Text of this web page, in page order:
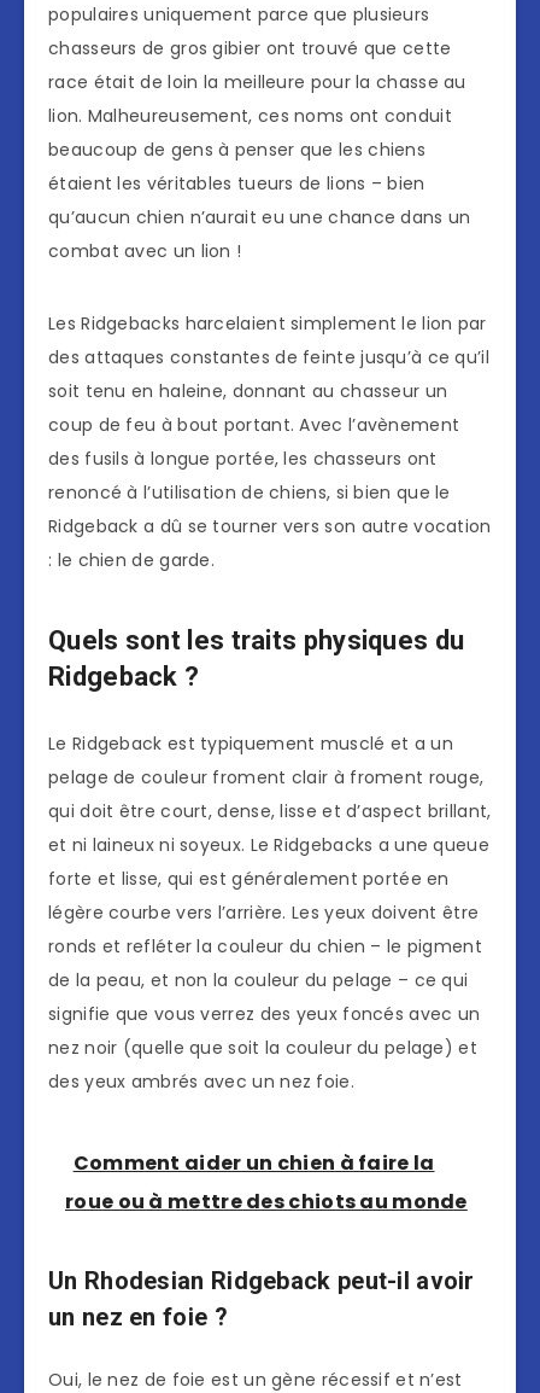
populaires uniquement parce que plusieurs
chasseurs de gros gibier ont trouvé que cette
race était de loin la meilleure pour la chasse au
lion. Malheureusement, ces noms ont conduit
beaucoup de gens à penser que les chiens
étaient les véritables tueurs de lions – bien
qu’aucun chien n’aurait eu une chance dans un
combat avec un lion !
Les Ridgebacks harcelaient simplement le lion par
des attaques constantes de feinte jusqu’à ce qu’il
soit tenu en haleine, donnant au chasseur un
coup de feu à bout portant. Avec l’avènement
des fusils à longue portée, les chasseurs ont
renoncé à l’utilisation de chiens, si bien que le
Ridgeback a dû se tourner vers son autre vocation
: le chien de garde.
Quels sont les traits physiques du
Ridgeback ?
Le Ridgeback est typiquement musclé et a un
pelage de couleur froment clair à froment rouge,
qui doit être court, dense, lisse et d’aspect brillant,
et ni laineux ni soyeux. Le Ridgebacks a une queue
forte et lisse, qui est généralement portée en
légère courbe vers l’arrière. Les yeux doivent être
ronds et refléter la couleur du chien – le pigment
de la peau, et non la couleur du pelage – ce qui
signifie que vous verrez des yeux foncés avec un
nez noir (quelle que soit la couleur du pelage) et
des yeux ambrés avec un nez foie.
Comment aider un chien à faire la
roue ou à mettre des chiots au monde
Un Rhodesian Ridgeback peut-il avoir
un nez en foie ?
Oui, le nez de foie est un gène récessif et n’est